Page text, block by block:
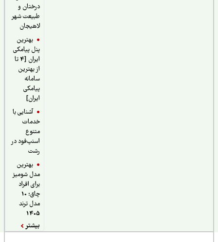
درختان و
طبیعت شهر
لاهیجان
بهترین
پنل پیامکی
ایران [4 تا
از بهترین
سامانه
پیامکی
آشنایی با
خدمات
اسنپ‌فود در
بهترین
مدل شومیز
برای افراد
چاق؛ 10
مدل ترند